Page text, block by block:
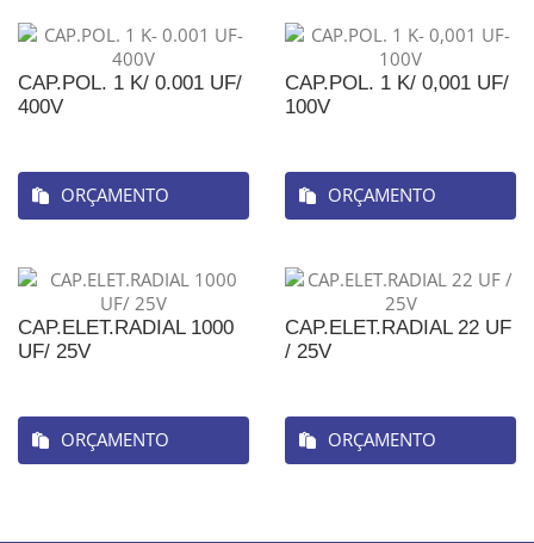
CAP.POL. 1 K/ 0.001 UF/
400V
ORÇAMENTO
CAP.POL. 1 K/ 0,001 UF/
100V
ORÇAMENTO
CAP.ELET.RADIAL 1000
UF/ 25V
ORÇAMENTO
CAP.ELET.RADIAL 22 UF
/ 25V
ORÇAMENTO